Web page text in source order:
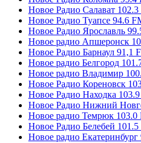
Новое Радио Салават
Новое Радио Туапсе 94.6
Новое Радио Ярославль
Новое радио Апшеронск
Новое Радио Барнаул 91,1
Новое радио Белгород
Новое радио Владимир
Новое Радио Кореновск
Новое Радио Находка
Новое Радио Нижний
Новое радио Темрюк 103.0
Новое Радио Белебей
Новое радио